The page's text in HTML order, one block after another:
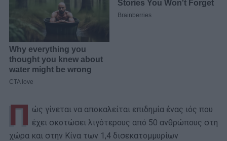
Π ώς γίνεται να αποκαλείται επιδημία ένας ιός που
έχει σκοτώσει λιγότερους από 50 ανθρώπους στη
χώρα και στην Κίνα των 1,4 δισεκατομμυρίων